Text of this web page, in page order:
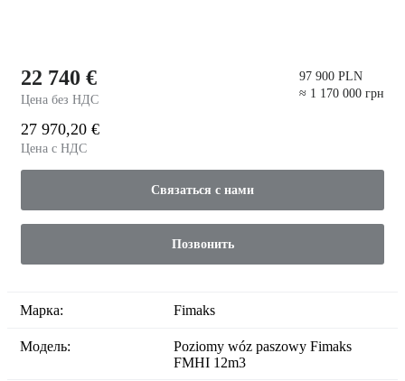
22 740 €
Цена без НДС
97 900 PLN
≈ 1 170 000 грн
27 970,20 €
Цена с НДС
Связаться с нами
Позвонить
Марка: Fimaks
Модель:
Poziomy wóz paszowy Fimaks
FMHI 12m3